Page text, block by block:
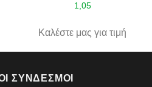
1,05
Καλέστε μας για τιμή
ΣΎΝΔΕΣΜΟΙ